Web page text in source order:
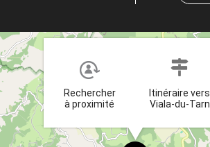
Rechercher
à proximité
Itinéraire vers
Viala-du-Tarn